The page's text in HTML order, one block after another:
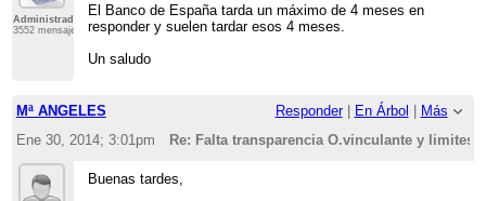
Administrador
3552 mensajes
El Banco de España tarda un máximo de 4 meses en
responder y suelen tardar esos 4 meses.
Un saludo
Mª ANGELES Responder| En Árbol
Más
Ene 30, 2014; 3:01pm
Re: Falta transparencia O.vinculante y limites
Buenas tardes,